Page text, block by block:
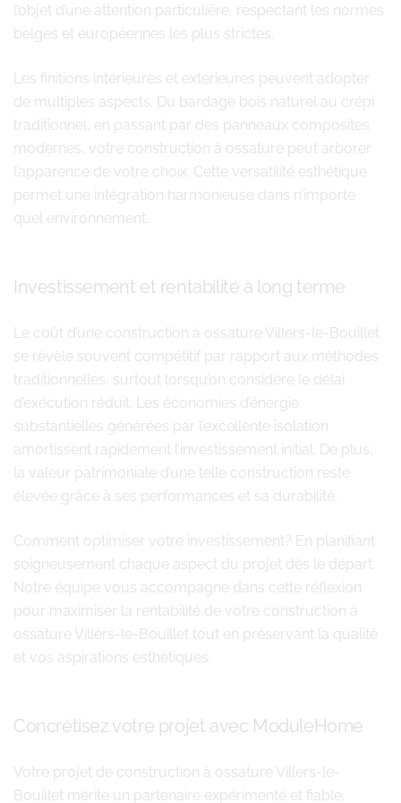
l’objet d’une attention particulière, respectant les normes
belges et européennes les plus strictes.
Les finitions intérieures et extérieures peuvent adopter
de multiples aspects. Du bardage bois naturel au crépi
traditionnel, en passant par des panneaux composites
modernes, votre construction à ossature peut arborer
l’apparence de votre choix. Cette versatilité esthétique
permet une intégration harmonieuse dans n’importe
quel environnement.
Investissement et rentabilité à long terme
Le coût d’une construction à ossature Villers-le-Bouillet
se révèle souvent compétitif par rapport aux méthodes
traditionnelles, surtout lorsqu’on considère le délai
d’exécution réduit. Les économies d’énergie
substantielles générées par l’excellente isolation
amortissent rapidement l’investissement initial. De plus,
la valeur patrimoniale d’une telle construction reste
élevée grâce à ses performances et sa durabilité.
Comment optimiser votre investissement? En planifiant
soigneusement chaque aspect du projet dès le départ.
Notre équipe vous accompagne dans cette réflexion
pour maximiser la rentabilité de votre construction à
ossature Villers-le-Bouillet tout en préservant la qualité
et vos aspirations esthétiques.
Concrétisez votre projet avec ModuleHome
Votre projet de construction à ossature Villers-le-
Bouillet mérite un partenaire expérimenté et fiable.